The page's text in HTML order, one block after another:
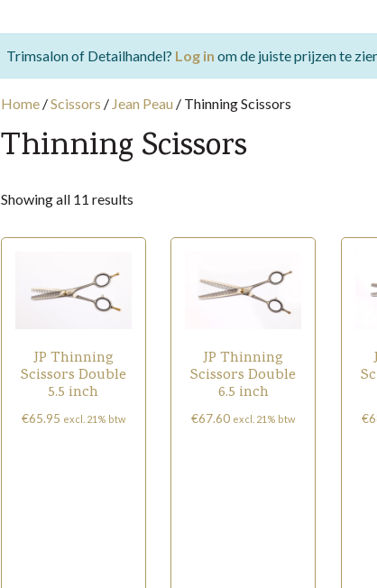
Trimsalon of Detailhandel? Log in om de juiste prijzen te
Home /Scissors / Jean Peau / Thinning Scissors
Thinning Scissors
Showing all 11 results
popularity
JP Thinning
Scissors Double
5.5 inch
€65.95 excl. 21% btw
JP Thinning
Scissors Double
6.5 inch
€67.60 excl. 21% btw €